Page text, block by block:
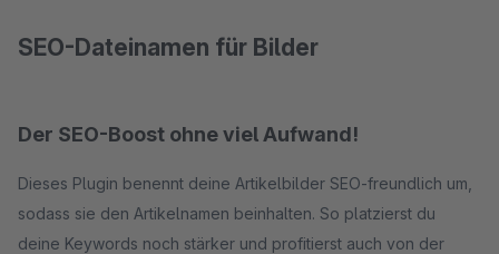
SEO-Dateinamen für Bilder
Der SEO-Boost ohne viel Aufwand!
Dieses Plugin benennt deine Artikelbilder SEO-freundlich um,
sodass sie den Artikelnamen beinhalten. So platzierst du
deine Keywords noch stärker und profitierst auch von der